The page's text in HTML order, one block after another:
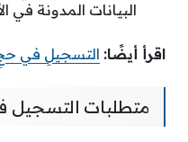
البيانات المدونة في
اقرأ أيضًا: التسجيلِ في حجِ
متطلبات التسجيل